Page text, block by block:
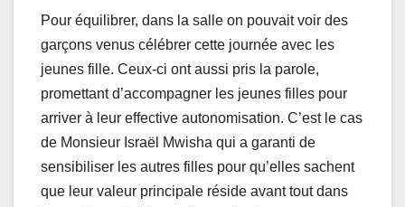
Pour équilibrer, dans la salle on pouvait voir des
garçons venus célébrer cette journée avec les
jeunes fille. Ceux-ci ont aussi pris la parole,
promettant d’accompagner les jeunes filles pour
arriver à leur effective autonomisation. C’est le cas
de Monsieur Israël Mwisha qui a garanti de
sensibiliser les autres filles pour qu’elles sachent
que leur valeur principale réside avant tout dans